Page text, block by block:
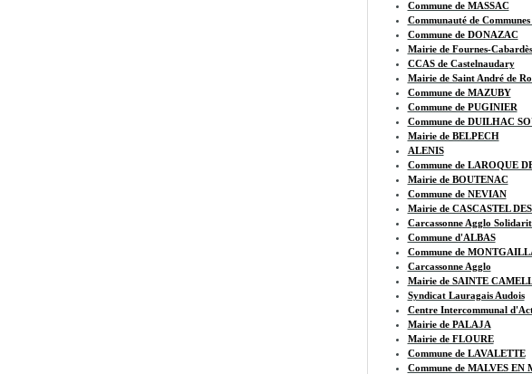
Commune de MASSAC
Communauté de
Commune de DONAZAC
Mairie de Fournes-Cabardès
CCAS de Castelnaudary
Mairie de Saint André de
Commune de MAZUBY
Commune de PUGINIER
Commune de DUILHAC
Mairie de BELPECH
ALENIS
Commune de LAROQUE
Mairie de BOUTENAC
Commune de NEVIAN
Mairie de CASCASTEL
Carcassonne Agglo
Commune d'ALBAS
Commune de
Carcassonne Agglo
Mairie de SAINTE
Syndicat Lauragais Audois
Centre Intercommunal
Mairie de PALAJA
Mairie de FLOURE
Commune de LAVALETTE
Commune de MALVES EN